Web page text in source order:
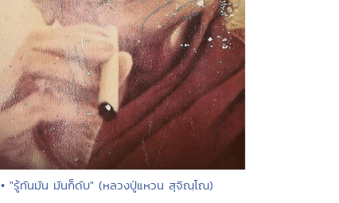
• "รู้ทันมัน มันก็ดับ" (หลวงปู่แหวน สุจิณฺโณ)